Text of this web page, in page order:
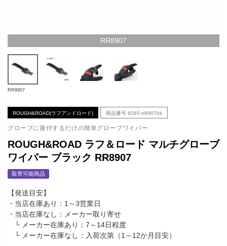
RR8907
RR8907
ROUGH&ROAD(ラフアンドロード) 商品番号 8265-rr8907bk
グローブに後付するだけの簡単グローブワイパー
ROUGH&ROAD ラフ＆ロード マルチグローブ
ワイパー ブラック RR8907
取寄可能商品
【発送目安】
・当店在庫あり：1～3営業日
・当店在庫なし：メーカー取り寄せ
└ メーカー在庫あり：7～14日程度
└ メーカー在庫なし：入荷次第（1～12か月目安）